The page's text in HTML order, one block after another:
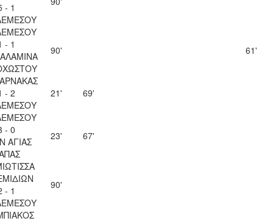
- 1
- 1
90' 61'
- 2
21'
69'
- 0
ΑΓΙΑΣ
23' 67'
- 1
90'